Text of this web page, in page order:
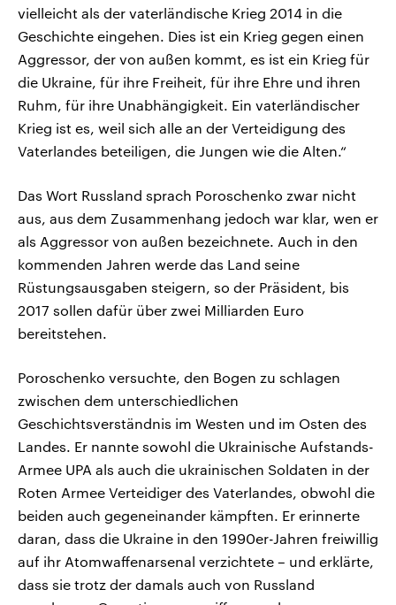
vielleicht als der vaterländische Krieg 2014 in die
Geschichte eingehen. Dies ist ein Krieg gegen einen
Aggressor, der von außen kommt, es ist ein Krieg für
die Ukraine, für ihre Freiheit, für ihre Ehre und ihren
Ruhm, für ihre Unabhängigkeit. Ein vaterländischer
Krieg ist es, weil sich alle an der Verteidigung des
Vaterlandes beteiligen, die Jungen wie die Alten.“
Das Wort Russland sprach Poroschenko zwar nicht
aus, aus dem Zusammenhang jedoch war klar, wen er
als Aggressor von außen bezeichnete. Auch in den
kommenden Jahren werde das Land seine
Rüstungsausgaben steigern, so der Präsident, bis
2017 sollen dafür über zwei Milliarden Euro
bereitstehen.
Poroschenko versuchte, den Bogen zu schlagen
zwischen dem unterschiedlichen
Geschichtsverständnis im Westen und im Osten des
Landes. Er nannte sowohl die Ukrainische Aufstands-
Armee UPA als auch die ukrainischen Soldaten in der
Roten Armee Verteidiger des Vaterlandes, obwohl die
beiden auch gegeneinander kämpften. Er erinnerte
daran, dass die Ukraine in den 1990er-Jahren freiwillig
auf ihr Atomwaffenarsenal verzichtete – und erklärte,
dass sie trotz der damals auch von Russland